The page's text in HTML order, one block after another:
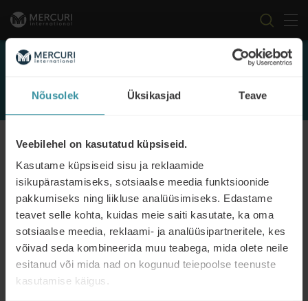
Nõusolek Üksikasjad Teave
Veebilehel on kasutatud küpsiseid.
Kasutame küpsiseid sisu ja reklaamide
isikupärastamiseks, sotsiaalse meedia funktsioonide
pakkumiseks ning liikluse analüüsimiseks. Edastame
teavet selle kohta, kuidas meie saiti kasutate, ka oma
sotsiaalse meedia, reklaami- ja analüüsipartneritele, kes
võivad seda kombineerida muu teabega, mida olete neile
esitanud või mida nad on kogunud teiepoolse teenuste
kasutamise käigus.
Skip to content
FILTER
Aktiivne telefonimüük
Read more